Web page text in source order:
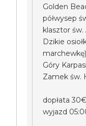
Golden
półwysep
klasztor św.
Dzikie
marchewkę)
Góry
Zamek św.
dopłata 30€
wyjazd